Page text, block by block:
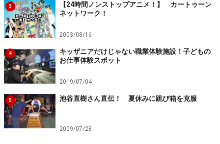
3
【24時間ノンストップアニメ！】 カートゥーン
ネットワーク！
2003/08/16
4
キッザニアだけじゃない職業体験施設！子どもの
お仕事体験スポット
2019/07/04
5 池谷直樹さん直伝！ 夏休みに跳び箱を克服
2009/07/28